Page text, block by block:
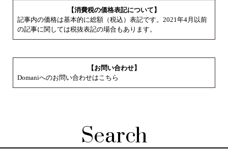
【消費税の価格表記について】
記事内の価格は基本的に総額（税込）表記です。2021年4月以前
の記事に関しては税抜表記の場合もあります。
【お問い合わせ】
Domaniへのお問い合わせはこちら
Search